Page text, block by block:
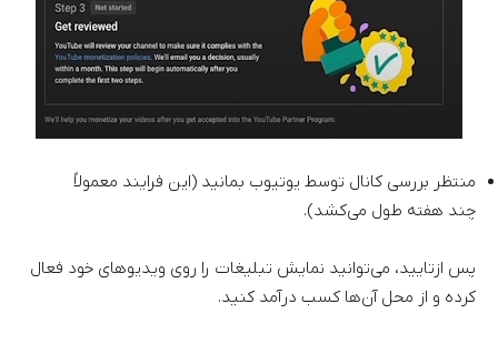
منتظر بررسی کانال توسط یوتیوب بمانید (این فرایند معمولاً
چند هفته طول می‌کشد).
پس ازتایید، می‌توانید نمایش تبلیغات را روی ویدیوهای خود فعال
کرده و از محل آن‌ها کسب درآمد کنید.